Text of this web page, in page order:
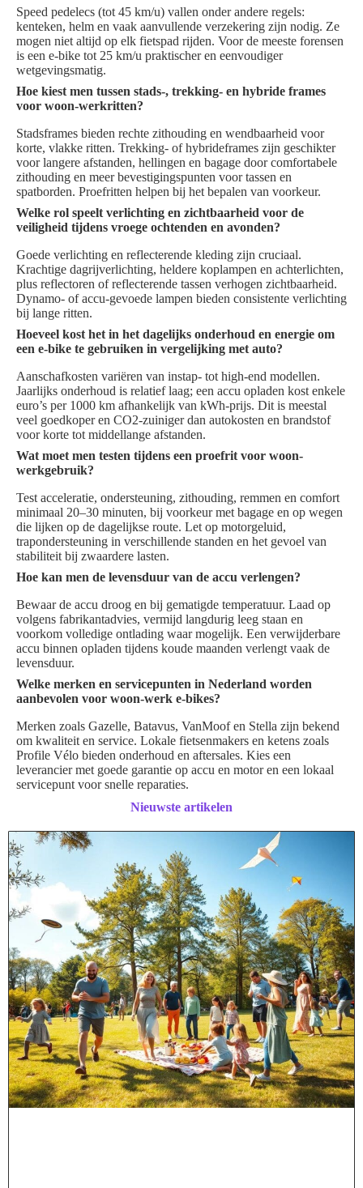
Speed pedelecs (tot 45 km/u) vallen onder andere regels:
kenteken, helm en vaak aanvullende verzekering zijn nodig. Ze
mogen niet altijd op elk fietspad rijden. Voor de meeste forensen
is een e-bike tot 25 km/u praktischer en eenvoudiger
wetgevingsmatig.
Hoe kiest men tussen stads-, trekking- en hybride frames
voor woon-werkritten?
Stadsframes bieden rechte zithouding en wendbaarheid voor
korte, vlakke ritten. Trekking- of hybrideframes zijn geschikter
voor langere afstanden, hellingen en bagage door comfortabele
zithouding en meer bevestigingspunten voor tassen en
spatborden. Proefritten helpen bij het bepalen van voorkeur.
Welke rol speelt verlichting en zichtbaarheid voor de
veiligheid tijdens vroege ochtenden en avonden?
Goede verlichting en reflecterende kleding zijn cruciaal.
Krachtige dagrijverlichting, heldere koplampen en achterlichten,
plus reflectoren of reflecterende tassen verhogen zichtbaarheid.
Dynamo- of accu-gevoede lampen bieden consistente verlichting
bij lange ritten.
Hoeveel kost het in het dagelijks onderhoud en energie om
een e-bike te gebruiken in vergelijking met auto?
Aanschafkosten variëren van instap- tot high-end modellen.
Jaarlijks onderhoud is relatief laag; een accu opladen kost enkele
euro’s per 1000 km afhankelijk van kWh-prijs. Dit is meestal
veel goedkoper en CO2-zuiniger dan autokosten en brandstof
voor korte tot middellange afstanden.
Wat moet men testen tijdens een proefrit voor woon-
werkgebruik?
Test acceleratie, ondersteuning, zithouding, remmen en comfort
minimaal 20–30 minuten, bij voorkeur met bagage en op wegen
die lijken op de dagelijkse route. Let op motorgeluid,
trapondersteuning in verschillende standen en het gevoel van
stabiliteit bij zwaardere lasten.
Hoe kan men de levensduur van de accu verlengen?
Bewaar de accu droog en bij gematigde temperatuur. Laad op
volgens fabrikantadvies, vermijd langdurig leeg staan en
voorkom volledige ontlading waar mogelijk. Een verwijderbare
accu binnen opladen tijdens koude maanden verlengt vaak de
levensduur.
Welke merken en servicepunten in Nederland worden
aanbevolen voor woon-werk e-bikes?
Merken zoals Gazelle, Batavus, VanMoof en Stella zijn bekend
om kwaliteit en service. Lokale fietsenmakers en ketens zoals
Profile Vélo bieden onderhoud en aftersales. Kies een
leverancier met goede garantie op accu en motor en een lokaal
servicepunt voor snelle reparaties.
Nieuwste artikelen